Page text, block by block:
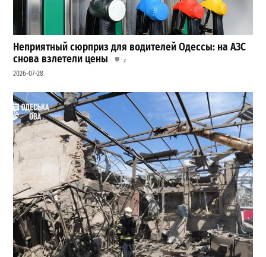
Неприятный сюрприз для водителей Одессы: на АЗС
снова взлетели цены
2
2026-07-28